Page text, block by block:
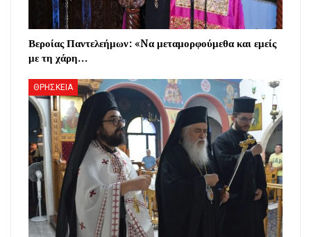
Βεροίας Παντελεήμων: «Nα μεταμορφούμεθα και εμείς
με τη χάρη…
ΘΡΗΣΚΕΙΑ